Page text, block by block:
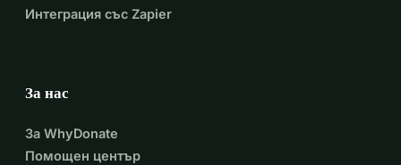
Интеграция със Zapier
За нас
За WhyDonate
Помощен център